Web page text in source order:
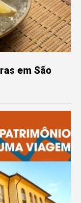
em São